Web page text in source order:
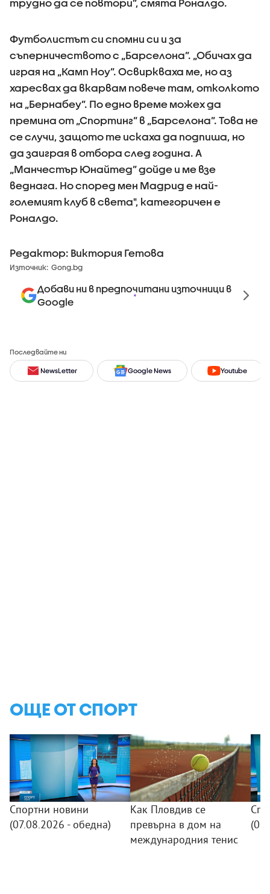
трудно да се повтори”, смята Роналдо.
Футболистът си спомни си и за
съперничеството с „Барселона”. „Обичах да
играя на „Камп Ноу”. Освиркваха ме, но аз
харесвах да вкарвам повече там, отколкото
на „Бернабеу”. По едно време можех да
премина от „Спортинг” в „Барселона”. Това не
се случи, защото те искаха да подпиша, но
да заиграя в отбора след година. А
„Манчестър Юнайтед” дойде и ме взе
веднага. Но според мен Мадрид е най-
големият клуб в света", категоричен е
Роналдо.
Редактор: Виктория Гетова
Източник: Gong.bg
Добави ни в предпочитани източници в
Google
Последвайте ни
NewsLetter Google News Youtube
ОЩЕ ОТ СПОРТ
Спортни новини
(07.08.2026 - обедна)
Как Пловдив се
превърна в дом на
международния тенис